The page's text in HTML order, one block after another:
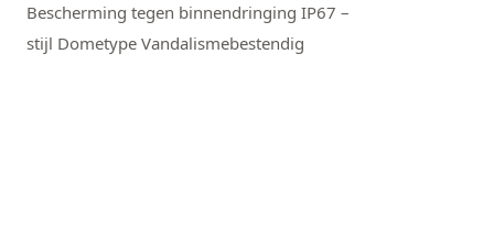
Bescherming tegen binnendringing IP67 –
stijl Dometype Vandalismebestendig